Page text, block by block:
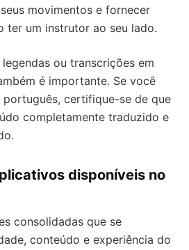
movimentos e fornecer
ter um instrutor ao seu lado.
ou transcrições em
é importante. Se você
português, certifique-se de que
completamente traduzido e
disponíveis no
consolidadas que se
conteúdo e experiência do